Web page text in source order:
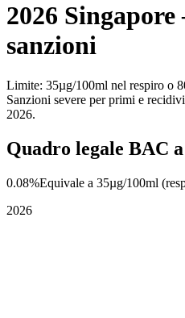
2026
sanzioni
Limite: 35µg/100ml nel respiro o
Sanzioni severe per primi e
2026.
Quadro legale BAC
0.08%Equivale a 35µg/100ml
2026